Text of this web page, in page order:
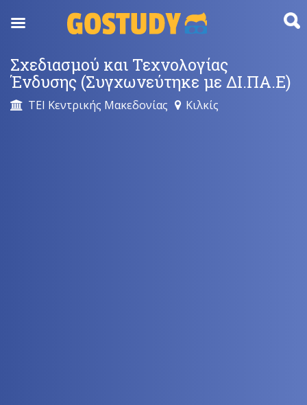
content
Σχεδιασμού και Τεχνολογίας
Ένδυσης (Συγχωνεύτηκε με ΔΙ.ΠΑ.Ε)
ΤΕΙ Κεντρικής Μακεδονίας Κιλκίς